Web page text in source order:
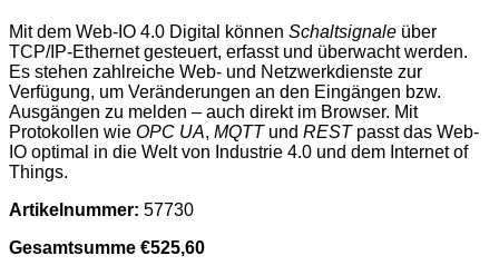
Mit dem Web-IO 4.0 Digital können Schaltsignale über
TCP/IP-Ethernet gesteuert, erfasst und überwacht werden.
Es stehen zahlreiche Web- und Netzwerkdienste zur
Verfügung, um Veränderungen an den Eingängen bzw.
Ausgängen zu melden – auch direkt im Browser. Mit
Protokollen wie OPC UA, MQTT und REST passt das Web-
IO optimal in die Welt von Industrie 4.0 und dem Internet of
Things.
Artikelnummer: 57730
Gesamtsumme €525,60